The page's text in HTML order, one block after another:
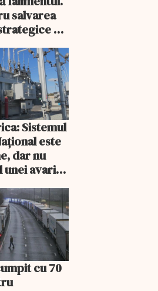
salvarea
a
Sistemul
este
dar nu
unei avarii
cu 70